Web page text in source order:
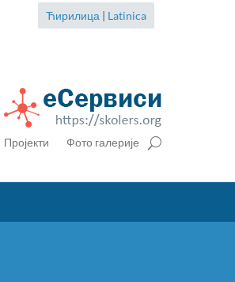
Ћирилица | Latinica
Пројекти Фото галерије